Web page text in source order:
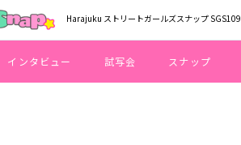
Harajuku ストリートガールズスナップ SGS109
インタビュー 試写会 スナップ